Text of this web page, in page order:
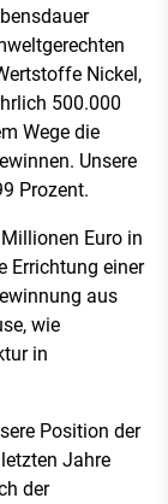
Nickel,
500.000
Wege die
Unsere
Prozent.
Euro in
Errichtung einer
aus
wie
in
Position der
Jahre
der